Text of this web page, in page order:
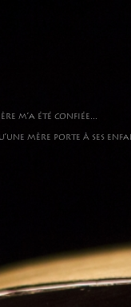
m’a été confiée...
mère porte à ses